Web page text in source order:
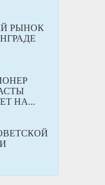
РЫНОК
НА...